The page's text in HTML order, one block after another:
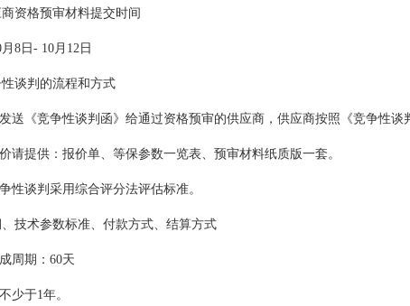
资格预审材料提交时间
8日- 10月12日
谈判的流程和方式
送《竞争性谈判函》给通过资格预审的供应商，供应商按照《竞争性谈
请提供：报价单、等保参数一览表、预审材料纸质版一套。
性谈判采用综合评分法评估标准。
技术参数标准、付款方式、结算方式
周期：60天
少于1年。